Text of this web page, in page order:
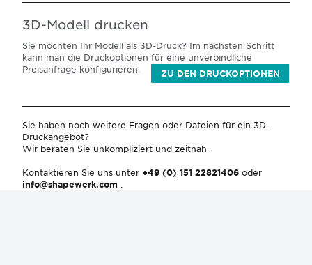
3D-Modell drucken
Sie möchten Ihr Modell als 3D-Druck? Im nächsten Schritt
kann man die Druckoptionen für eine unverbindliche
Preisanfrage konfigurieren.
ZU DEN DRUCKOPTIONEN
Sie haben noch weitere Fragen oder Dateien für ein 3D-
Druckangebot?
Wir beraten Sie unkompliziert und zeitnah.
Kontaktieren Sie uns unter +49 (0) 151 22821406 oder
info@shapewerk.com .